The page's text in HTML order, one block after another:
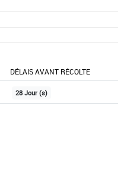
DÉLAIS AVANT RÉCOLTE
28 Jour (s)